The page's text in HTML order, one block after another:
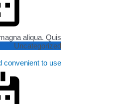
aliqua. Quis ...
Uncategorized
convenient to use